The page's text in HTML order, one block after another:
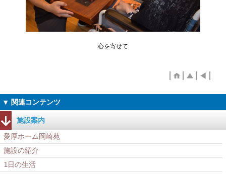
心を寄せて
施設案内
愛厚ホーム岡崎苑
施設の紹介
1日の生活